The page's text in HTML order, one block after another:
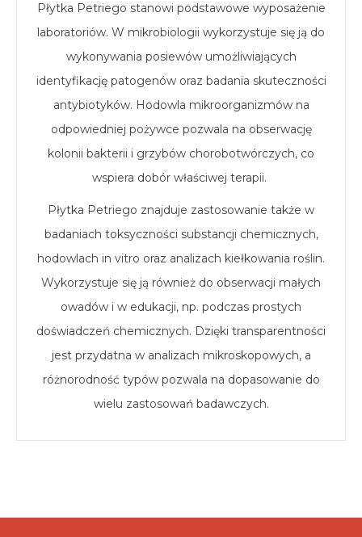
Płytka Petriego stanowi podstawowe wyposażenie
laboratoriów. W mikrobiologii wykorzystuje się ją do
wykonywania posiewów umożliwiających
identyfikację patogenów oraz badania skuteczności
antybiotyków. Hodowla mikroorganizmów na
odpowiedniej pożywce pozwala na obserwację
kolonii bakterii i grzybów chorobotwórczych, co
wspiera dobór właściwej terapii.
Płytka Petriego znajduje zastosowanie także w
badaniach toksyczności substancji chemicznych,
hodowlach in vitro oraz analizach kiełkowania roślin.
Wykorzystuje się ją również do obserwacji małych
owadów i w edukacji, np. podczas prostych
doświadczeń chemicznych. Dzięki transparentności
jest przydatna w analizach mikroskopowych, a
różnorodność typów pozwala na dopasowanie do
wielu zastosowań badawczych.